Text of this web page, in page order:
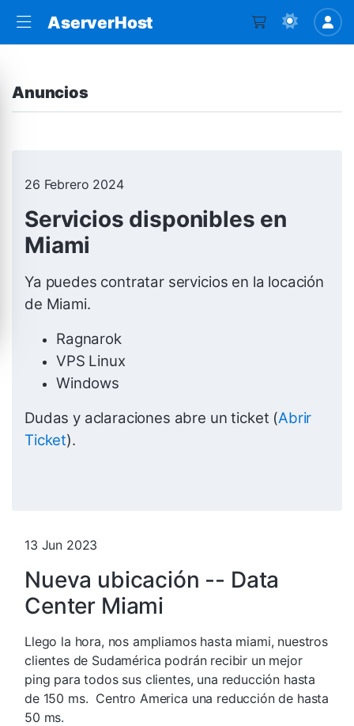
AserverHost
Anuncios
26 Febrero 2024
Servicios disponibles en
Miami
Ya puedes contratar servicios en la locación
de Miami.
Ragnarok
VPS Linux
Windows
Dudas y aclaraciones abre un ticket (Abrir
Ticket).
13 Jun 2023
Nueva ubicación -- Data
Center Miami
Llego la hora, nos ampliamos hasta miami, nuestros
clientes de Sudamérica podrán recibir un mejor
ping para todos sus clientes, una reducción hasta
de 150 ms. Centro America una reducción de hasta
50 ms.